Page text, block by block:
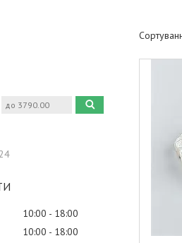
24
10:00
18:00
10:00
18:00